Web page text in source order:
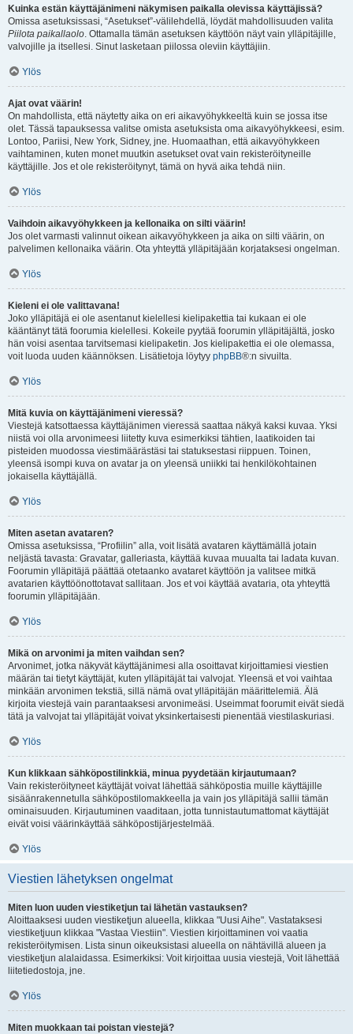
Kuinka estän käyttäjänimeni näkymisen paikalla olevissa käyttäjissä?
Omissa asetuksissasi, “Asetukset”-välilehdellä, löydät mahdollisuuden valita
Piilota paikallaolo. Ottamalla tämän asetuksen käyttöön näyt vain ylläpitäjille,
valvojille ja itsellesi. Sinut lasketaan piilossa oleviin käyttäjiin.
Ylös
Ajat ovat väärin!
On mahdollista, että näytetty aika on eri aikavyöhykkeeltä kuin se jossa itse
olet. Tässä tapauksessa valitse omista asetuksista oma aikavyöhykkeesi, esim.
Lontoo, Pariisi, New York, Sidney, jne. Huomaathan, että aikavyöhykkeen
vaihtaminen, kuten monet muutkin asetukset ovat vain rekisteröityneille
käyttäjille. Jos et ole rekisteröitynyt, tämä on hyvä aika tehdä niin.
Ylös
Vaihdoin aikavyöhykkeen ja kellonaika on silti väärin!
Jos olet varmasti valinnut oikean aikavyöhykkeen ja aika on silti väärin, on
palvelimen kellonaika väärin. Ota yhteyttä ylläpitäjään korjataksesi ongelman.
Ylös
Kieleni ei ole valittavana!
Joko ylläpitäjä ei ole asentanut kielellesi kielipakettia tai kukaan ei ole
kääntänyt tätä foorumia kielellesi. Kokeile pyytää foorumin ylläpitäjältä, josko
hän voisi asentaa tarvitsemasi kielipaketin. Jos kielipakettia ei ole olemassa,
voit luoda uuden käännöksen. Lisätietoja löytyy phpBB®:n sivuilta.
Ylös
Mitä kuvia on käyttäjänimeni vieressä?
Viestejä katsottaessa käyttäjänimen vieressä saattaa näkyä kaksi kuvaa. Yksi
niistä voi olla arvonimeesi liitetty kuva esimerkiksi tähtien, laatikoiden tai
pisteiden muodossa viestimäärästäsi tai statuksestasi riippuen. Toinen,
yleensä isompi kuva on avatar ja on yleensä uniikki tai henkilökohtainen
jokaisella käyttäjällä.
Ylös
Miten asetan avataren?
Omissa asetuksissa, “Profiilin” alla, voit lisätä avataren käyttämällä jotain
neljästä tavasta: Gravatar, galleriasta, käyttää kuvaa muualta tai ladata kuvan.
Foorumin ylläpitäjä päättää otetaanko avataret käyttöön ja valitsee mitkä
avatarien käyttöönottotavat sallitaan. Jos et voi käyttää avataria, ota yhteyttä
foorumin ylläpitäjään.
Ylös
Mikä on arvonimi ja miten vaihdan sen?
Arvonimet, jotka näkyvät käyttäjänimesi alla osoittavat kirjoittamiesi viestien
määrän tai tietyt käyttäjät, kuten ylläpitäjät tai valvojat. Yleensä et voi vaihtaa
minkään arvonimen tekstiä, sillä nämä ovat ylläpitäjän määrittelemiä. Älä
kirjoita viestejä vain parantaaksesi arvonimeäsi. Useimmat foorumit eivät siedä
tätä ja valvojat tai ylläpitäjät voivat yksinkertaisesti pienentää viestilaskuriasi.
Ylös
Kun klikkaan sähköpostilinkkiä, minua pyydetään kirjautumaan?
Vain rekisteröityneet käyttäjät voivat lähettää sähköpostia muille käyttäjille
sisäänrakennetulla sähköpostilomakkeella ja vain jos ylläpitäjä sallii tämän
ominaisuuden. Kirjautuminen vaaditaan, jotta tunnistautumattomat käyttäjät
eivät voisi väärinkäyttää sähköpostijärjestelmää.
Ylös
Viestien lähetyksen ongelmat
Miten luon uuden viestiketjun tai lähetän vastauksen?
Aloittaaksesi uuden viestiketjun alueella, klikkaa "Uusi Aihe". Vastataksesi
viestiketjuun klikkaa "Vastaa Viestiin". Viestien kirjoittaminen voi vaatia
rekisteröitymisen. Lista sinun oikeuksistasi alueella on nähtävillä alueen ja
viestiketjun alalaidassa. Esimerkiksi: Voit kirjoittaa uusia viestejä, Voit lähettää
liitetiedostoja, jne.
Ylös
Miten muokkaan tai poistan viestejä?